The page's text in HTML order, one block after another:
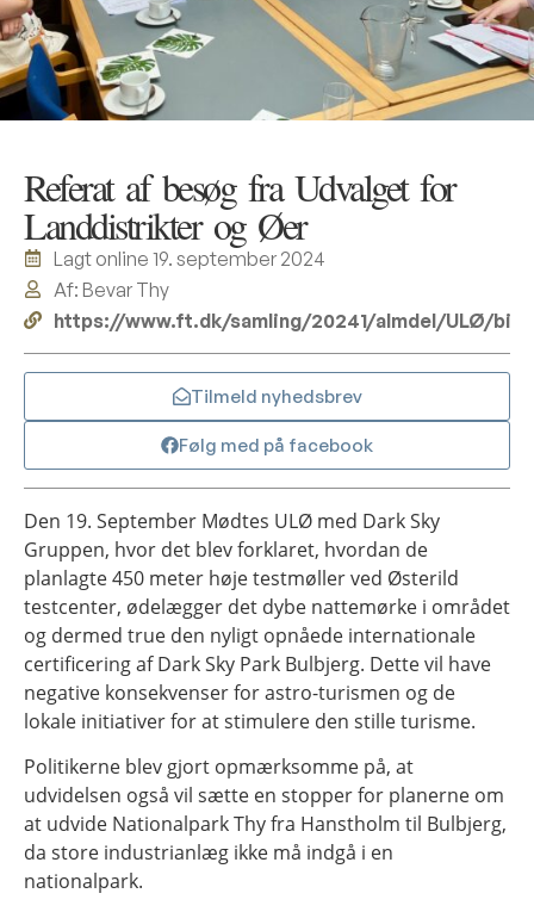
Referat af besøg fra Udvalget for
Landdistrikter og Øer
Lagt online 19. september 2024
Af: Bevar Thy
https://www.ft.dk/samling/20241/almdel/ULØ/
Tilmeld nyhedsbrev
Følg med på facebook
Den 19. September Mødtes ULØ med Dark Sky
Gruppen, hvor det blev forklaret, hvordan de
planlagte 450 meter høje testmøller ved Østerild
testcenter, ødelægger det dybe nattemørke i området
og dermed true den nyligt opnåede internationale
certificering af Dark Sky Park Bulbjerg. Dette vil have
negative konsekvenser for astro-turismen og de
lokale initiativer for at stimulere den stille turisme.
Politikerne blev gjort opmærksomme på, at
udvidelsen også vil sætte en stopper for planerne om
at udvide Nationalpark Thy fra Hanstholm til Bulbjerg,
da store industrianlæg ikke må indgå i en
nationalpark.